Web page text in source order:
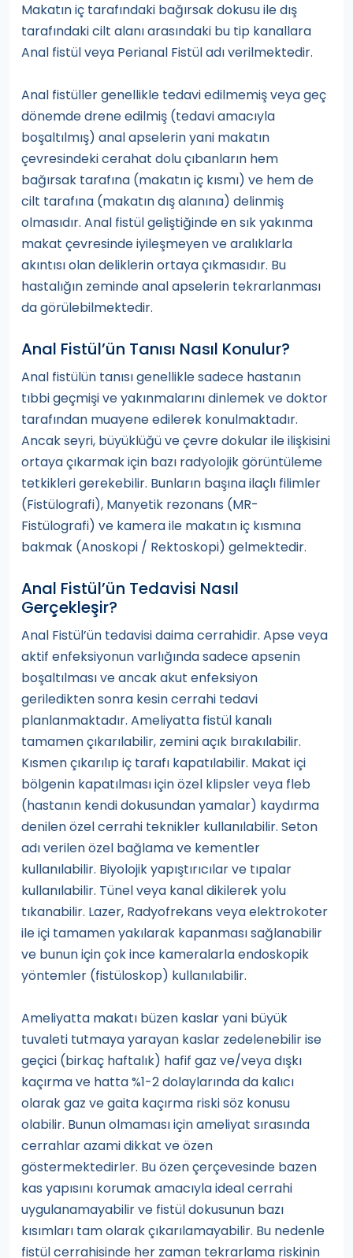
Makatın iç tarafındaki bağırsak dokusu ile dış
tarafındaki cilt alanı arasındaki bu tip kanallara
Anal fistül veya Perianal Fistül adı verilmektedir.
Anal fistüller genellikle tedavi edilmemiş veya geç
dönemde drene edilmiş (tedavi amacıyla
boşaltılmış) anal apselerin yani makatın
çevresindeki cerahat dolu çıbanların hem
bağırsak tarafına (makatın iç kısmı) ve hem de
cilt tarafına (makatın dış alanına) delinmiş
olmasıdır. Anal fistül geliştiğinde en sık yakınma
makat çevresinde iyileşmeyen ve aralıklarla
akıntısı olan deliklerin ortaya çıkmasıdır. Bu
hastalığın zeminde anal apselerin tekrarlanması
da görülebilmektedir.
Anal Fistül’ün Tanısı Nasıl Konulur?
Anal fistülün tanısı genellikle sadece hastanın
tıbbi geçmişi ve yakınmalarını dinlemek ve doktor
tarafından muayene edilerek konulmaktadır.
Ancak seyri, büyüklüğü ve çevre dokular ile ilişkisini
ortaya çıkarmak için bazı radyolojik görüntüleme
tetkikleri gerekebilir. Bunların başına ilaçlı filimler
(Fistülografi), Manyetik rezonans (MR-
Fistülografi) ve kamera ile makatın iç kısmına
bakmak (Anoskopi / Rektoskopi) gelmektedir.
Anal Fistül’ün Tedavisi Nasıl
Gerçekleşir?
Anal Fistül’ün tedavisi daima cerrahidir. Apse veya
aktif enfeksiyonun varlığında sadece apsenin
boşaltılması ve ancak akut enfeksiyon
geriledikten sonra kesin cerrahi tedavi
planlanmaktadır. Ameliyatta fistül kanalı
tamamen çıkarılabilir, zemini açık bırakılabilir.
Kısmen çıkarılıp iç tarafı kapatılabilir. Makat içi
bölgenin kapatılması için özel klipsler veya fleb
(hastanın kendi dokusundan yamalar) kaydırma
denilen özel cerrahi teknikler kullanılabilir. Seton
adı verilen özel bağlama ve kementler
kullanılabilir. Biyolojik yapıştırıcılar ve tıpalar
kullanılabilir. Tünel veya kanal dikilerek yolu
tıkanabilir. Lazer, Radyofrekans veya elektrokoter
ile içi tamamen yakılarak kapanması sağlanabilir
ve bunun için çok ince kameralarla endoskopik
yöntemler (fistüloskop) kullanılabilir.
Ameliyatta makatı büzen kaslar yani büyük
tuvaleti tutmaya yarayan kaslar zedelenebilir ise
geçici (birkaç haftalık) hafif gaz ve/veya dışkı
kaçırma ve hatta %1-2 dolaylarında da kalıcı
olarak gaz ve gaita kaçırma riski söz konusu
olabilir. Bunun olmaması için ameliyat sırasında
cerrahlar azami dikkat ve özen
göstermektedirler. Bu özen çerçevesinde bazen
kas yapısını korumak amacıyla ideal cerrahi
uygulanamayabilir ve fistül dokusunun bazı
kısımları tam olarak çıkarılamayabilir. Bu nedenle
fistül cerrahisinde her zaman tekrarlama riskinin